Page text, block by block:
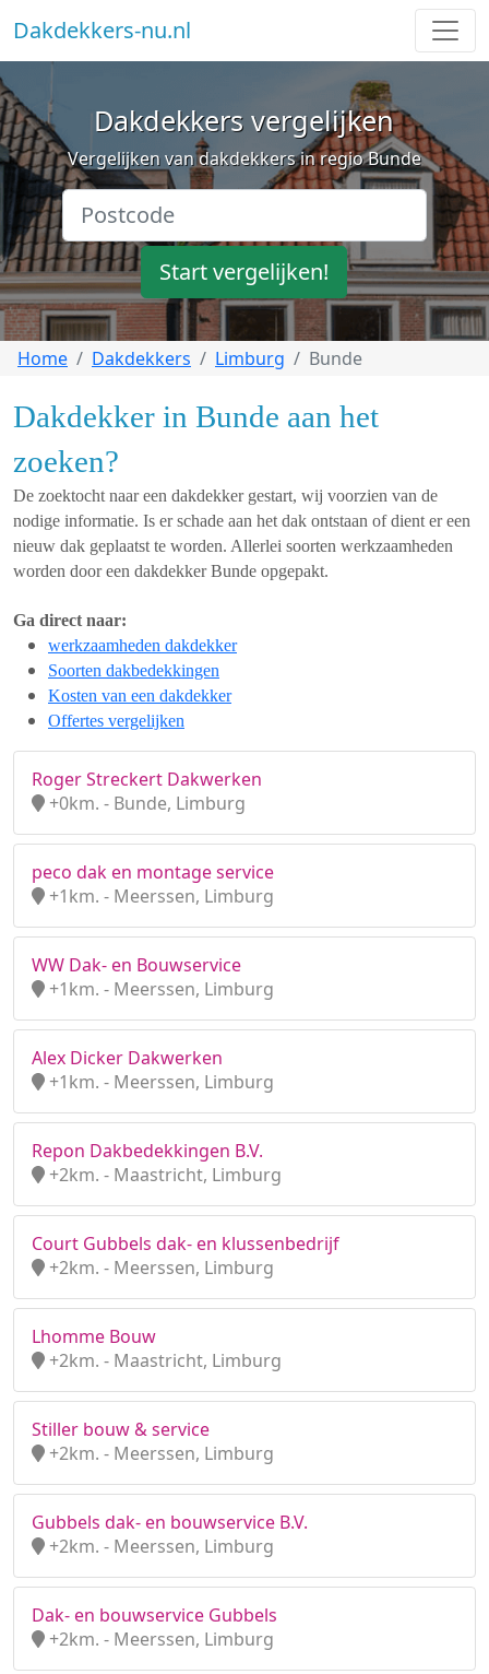
Dakdekkers-nu.nl
Dakdekkers vergelijken
Vergelijken van dakdekkers in regio Bunde
Start vergelijken!
Home Dakdekkers Limburg Bunde
Dakdekker in Bunde aan het
zoeken?
De zoektocht naar een dakdekker gestart, wij voorzien van de
nodige informatie. Is er schade aan het dak ontstaan of dient er een
nieuw dak geplaatst te worden. Allerlei soorten werkzaamheden
worden door een dakdekker Bunde opgepakt.
Ga direct naar:
werkzaamheden dakdekker
Soorten dakbedekkingen
Kosten van een dakdekker
Offertes vergelijken
Roger Streckert Dakwerken
+0km. - Bunde, Limburg
peco dak en montage service
+1km. - Meerssen, Limburg
WW Dak- en Bouwservice
+1km. - Meerssen, Limburg
Alex Dicker Dakwerken
+1km. - Meerssen, Limburg
Repon Dakbedekkingen B.V.
+2km. - Maastricht, Limburg
Court Gubbels dak- en klussenbedrijf
+2km. - Meerssen, Limburg
Lhomme Bouw
+2km. - Maastricht, Limburg
Stiller bouw & service
+2km. - Meerssen, Limburg
Gubbels dak- en bouwservice B.V.
+2km. - Meerssen, Limburg
Dak- en bouwservice Gubbels
+2km. - Meerssen, Limburg